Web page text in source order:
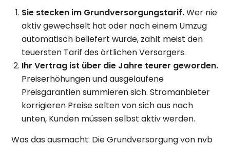
Sie stecken im Grundversorgungstarif.Wer nie
aktiv gewechselt hat oder nach einem Umzug
automatisch beliefert wurde, zahlt meist den
teuersten Tarif des örtlichen Versorgers.
Ihr Vertrag ist über die Jahre teurer geworden.
Preiserhöhungen und ausgelaufene
Preisgarantien summieren sich. Stromanbieter
korrigieren Preise selten von sich aus nach
unten, Kunden müssen selbst aktiv werden.
Was das ausmacht: Die Grundversorgung von nvb